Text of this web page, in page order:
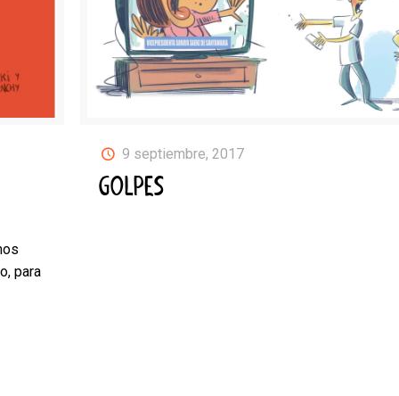
para
9 septiembre, 2017
GOLPES